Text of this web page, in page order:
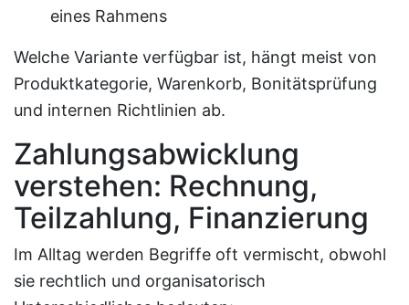
eines Rahmens
Welche Variante verfügbar ist, hängt meist von
Produktkategorie, Warenkorb, Bonitätsprüfung
und internen Richtlinien ab.
Zahlungsabwicklung
verstehen: Rechnung,
Teilzahlung, Finanzierung
Im Alltag werden Begriffe oft vermischt, obwohl
sie rechtlich und organisatorisch